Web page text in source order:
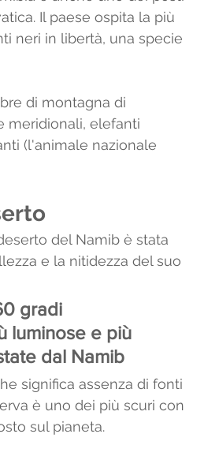
Il paese ospita la più
neri in libertà, una specie
di montagna di
meridionali, elefanti
(l'animale nazionale
del Namib è stata
e la nitidezza del suo
gradi
luminose e più
dal Namib
significa assenza di fonti
è uno dei più scuri con
sul pianeta.